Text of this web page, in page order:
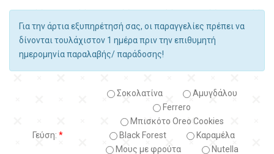
Για την άρτια εξυπηρέτησή σας, οι παραγγελίες πρέπει να
δίνονται τουλάχιστον 1 ημέρα πριν την επιθυμητή
ημερομηνία παραλαβής/ παράδοσης!
Γεύση: *
Σοκολατίνα
Αμυγδάλου
Ferrero
Μπισκότο Oreo Cookies
Black Forest
Kαραμέλα
Μους με φρούτα
Nutella